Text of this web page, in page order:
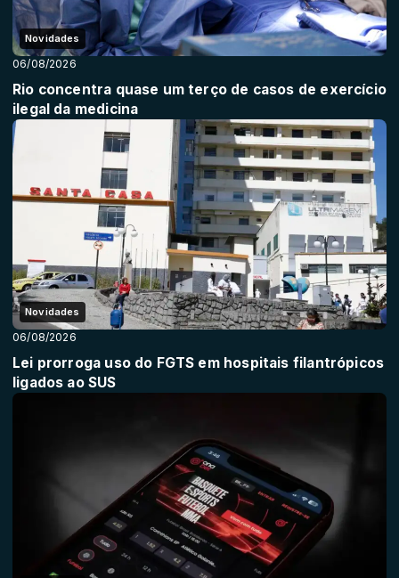
Novidades
06/08/2026
Rio concentra quase um terço de casos de exercício
ilegal da medicina
Novidades
06/08/2026
Lei prorroga uso do FGTS em hospitais filantrópicos
ligados ao SUS